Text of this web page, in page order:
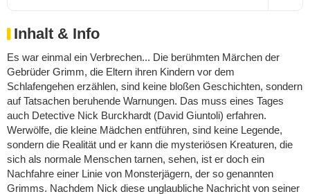
Inhalt & Info
Es war einmal ein Verbrechen... Die berühmten Märchen der
Gebrüder Grimm, die Eltern ihren Kindern vor dem
Schlafengehen erzählen, sind keine bloßen Geschichten, sondern
auf Tatsachen beruhende Warnungen. Das muss eines Tages
auch Detective Nick Burckhardt (David Giuntoli) erfahren.
Werwölfe, die kleine Mädchen entführen, sind keine Legende,
sondern die Realität und er kann die mysteriösen Kreaturen, die
sich als normale Menschen tarnen, sehen, ist er doch ein
Nachfahre einer Linie von Monsterjägern, der so genannten
Grimms. Nachdem Nick diese unglaubliche Nachricht von seiner